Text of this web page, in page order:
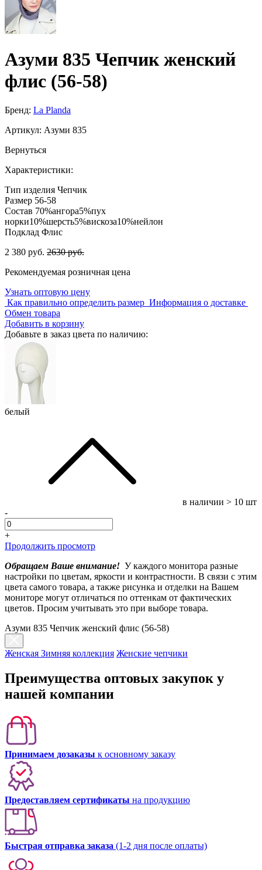
Азуми 835 Чепчик женский
флис (56-58)
Бренд: La Planda
Артикул: Азуми 835
Вернуться
Характеристики:
Тип изделия Чепчик
Размер 56-58
Состав 70%ангора5%пух
норки10%шерсть5%вискоза10%нейлон
Подклад Флис
2 380 руб. 2630 руб.
Рекомендуемая розничная цена
Узнать оптовую цену
Как правильно определить размер Информация о доставке
Обмен товара
Добавить в корзину
Добавьте в заказ цвета по наличию:
белый
в наличии > 10 шт
-
+
Продолжить просмотр
Обращаем Ваше внимание! У каждого монитора разные
настройки по цветам, яркости и контрастности. В связи с этим
цвета самого товара, а также рисунка и отделки на Вашем
мониторе могут отличаться по оттенкам от фактических
цветов. Просим учитывать это при выборе товара.
Азуми 835 Чепчик женский флис (56-58)
Женская Зимняя коллекция Женские чепчики
Преимущества оптовых закупок у
нашей компании
Принимаем дозаказы к основному заказу
Предоставляем сертификаты на продукцию
Быстрая отправка заказа (1-2 дня после оплаты)